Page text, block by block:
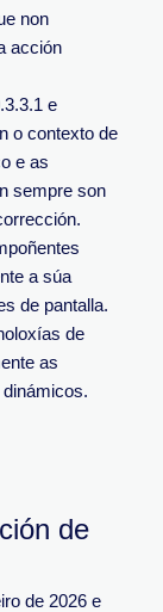
non
acción
e
o contexto de
e as
sempre son
a súa
de pantalla.
de
as
de
de 2026 e